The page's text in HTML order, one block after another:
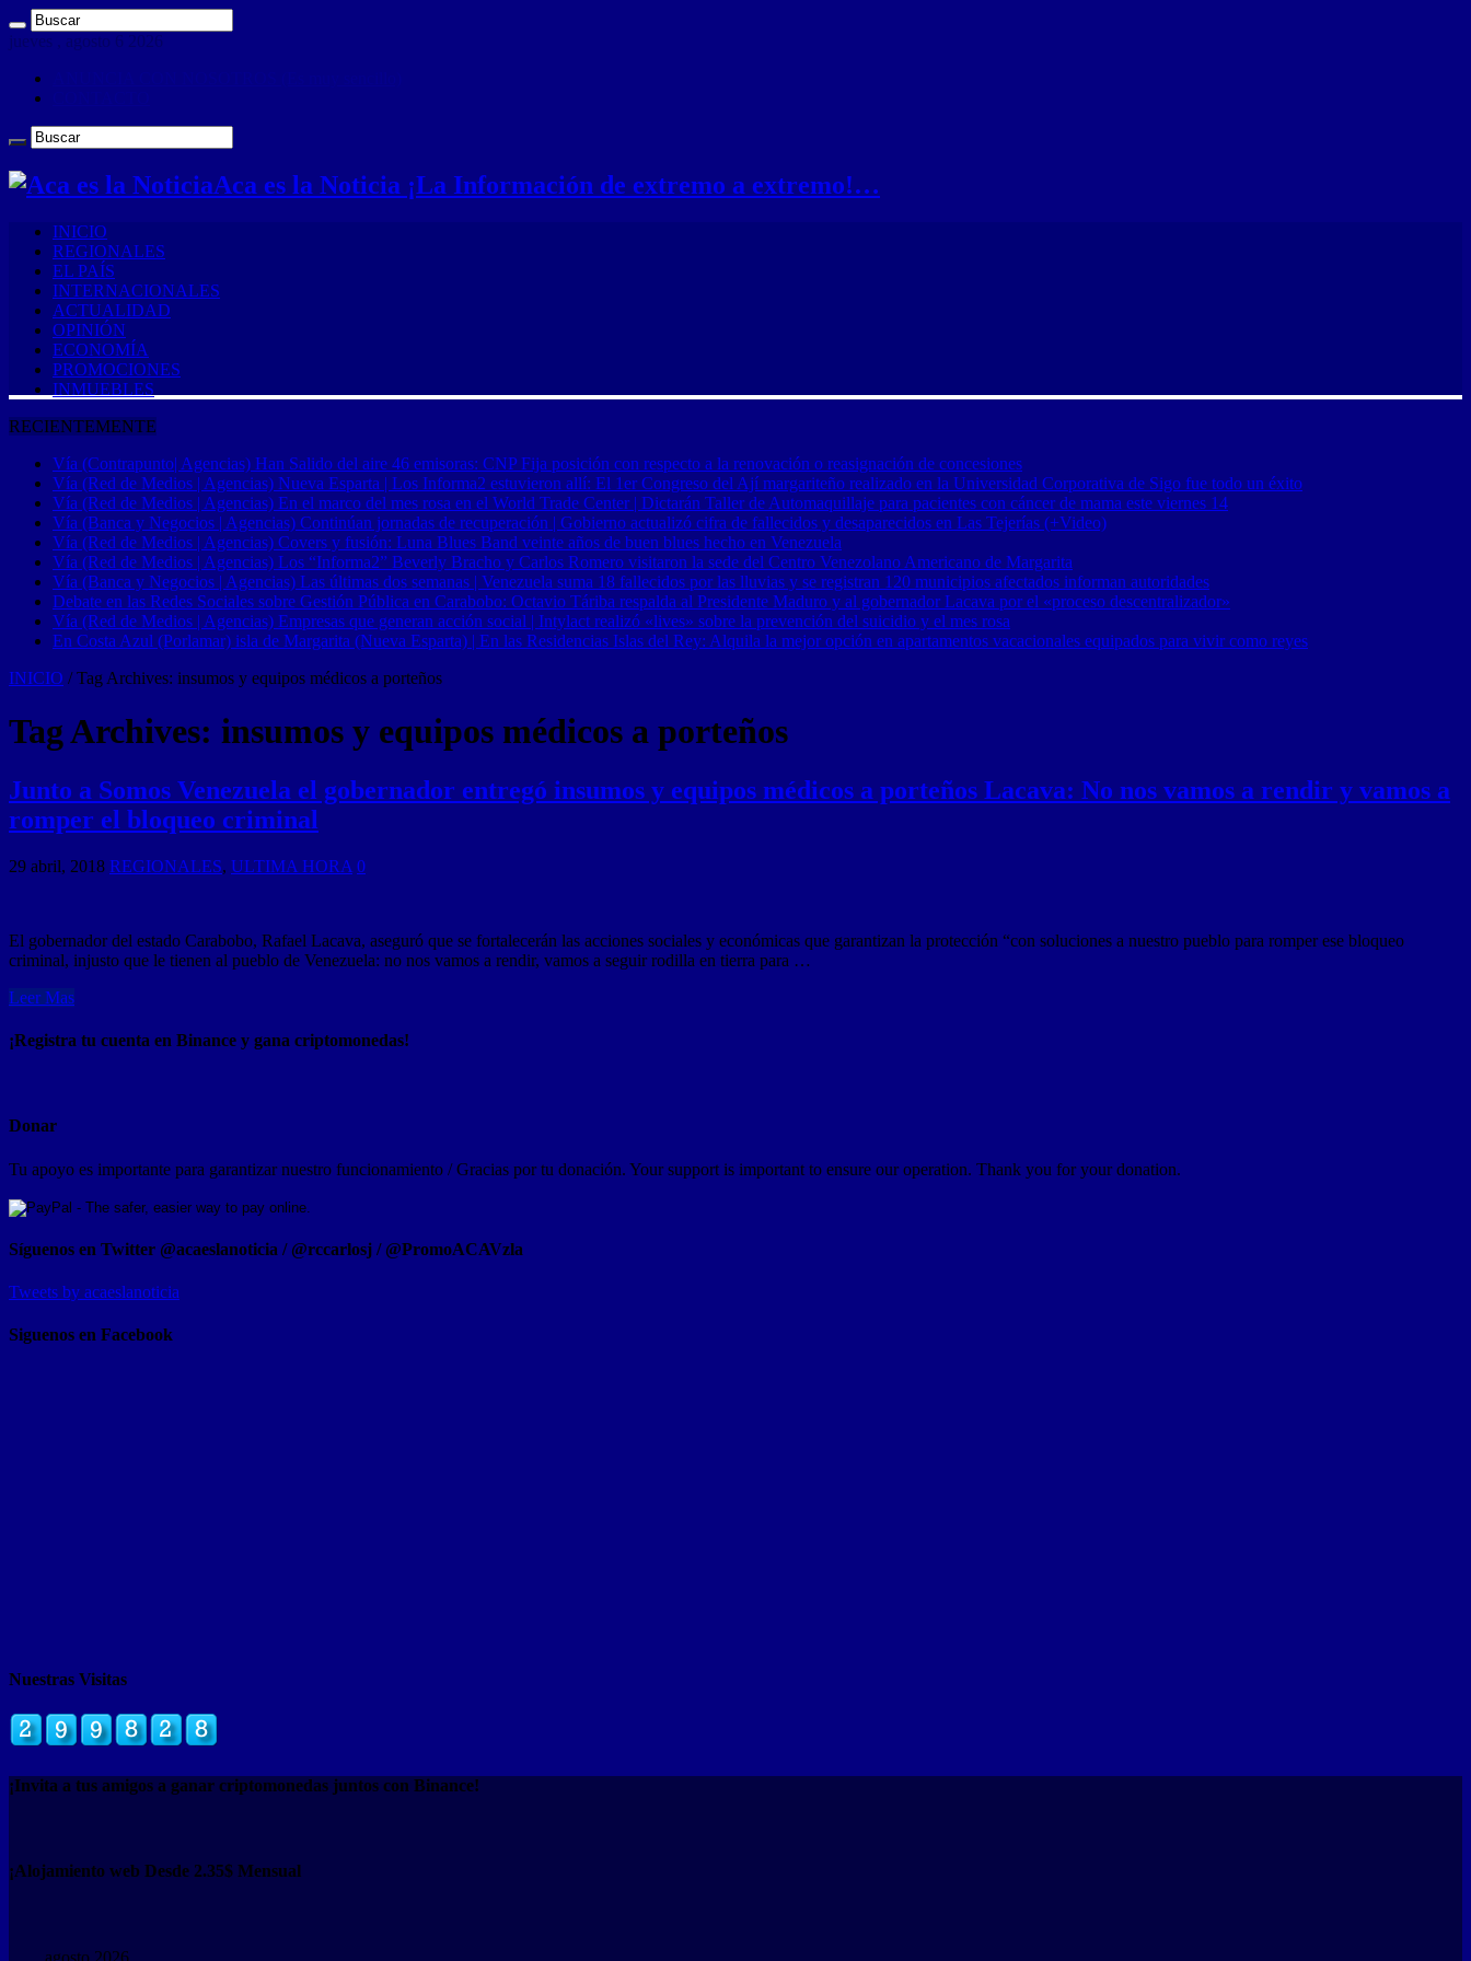
jueves , agosto 6 2026
Aca es la Noticia ¡La Información de extremo a extremo!…
INICIO
REGIONALES
EL PAÍS
INTERNACIONALES
ACTUALIDAD
OPINIÓN
ECONOMÍA
PROMOCIONES
INMUEBLES
RECIENTEMENTE
Vía (Contrapunto| Agencias) Han Salido del aire 46 emisoras: CNP Fija posición con respecto a la renovación o reasignación de concesiones
Vía (Red de Medios | Agencias) Nueva Esparta | Los Informa2 estuvieron allí: El 1er Congreso del Ají margariteño realizado en la Universidad Corporativa de Sigo fue todo un éxito
Vía (Red de Medios | Agencias) En el marco del mes rosa en el World Trade Center | Dictarán Taller de Automaquillaje para pacientes con cáncer de mama este viernes 14
Vía (Banca y Negocios | Agencias) Continúan jornadas de recuperación | Gobierno actualizó cifra de fallecidos y desaparecidos en Las Tejerías (+Video)
Vía (Red de Medios | Agencias) Covers y fusión: Luna Blues Band veinte años de buen blues hecho en Venezuela
Vía (Red de Medios | Agencias) Los “Informa2” Beverly Bracho y Carlos Romero visitaron la sede del Centro Venezolano Americano de Margarita
Vía (Banca y Negocios | Agencias) Las últimas dos semanas | Venezuela suma 18 fallecidos por las lluvias y se registran 120 municipios afectados informan autoridades
Debate en las Redes Sociales sobre Gestión Pública en Carabobo: Octavio Táriba respalda al Presidente Maduro y al gobernador Lacava por el «proceso descentralizador»
Vía (Red de Medios | Agencias) Empresas que generan acción social | Intylact realizó «lives» sobre la prevención del suicidio y el mes rosa
En Costa Azul (Porlamar) isla de Margarita (Nueva Esparta) | En las Residencias Islas del Rey: Alquila la mejor opción en apartamentos vacacionales equipados para vivir como reyes
INICIO / Tag Archives: insumos y equipos médicos a porteños
Tag Archives: insumos y equipos médicos a porteños
Junto a Somos Venezuela el gobernador entregó insumos y equipos médicos a porteños Lacava: No nos vamos a rendir y vamos a
romper el bloqueo criminal
29 abril, 2018 REGIONALES, ULTIMA HORA 0
El gobernador del estado Carabobo, Rafael Lacava, aseguró que se fortalecerán las acciones sociales y económicas que garantizan la protección “con soluciones a nuestro pueblo para romper ese bloqueo
criminal, injusto que le tienen al pueblo de Venezuela: no nos vamos a rendir, vamos a seguir rodilla en tierra para …
Leer Mas
¡Registra tu cuenta en Binance y gana criptomonedas!
Donar
Tu apoyo es importante para garantizar nuestro funcionamiento / Gracias por tu donación. Your support is important to ensure our operation. Thank you for your donation.
Síguenos en Twitter @acaeslanoticia / @rccarlosj / @PromoACAVzla
Tweets by acaeslanoticia
Siguenos en Facebook
Nuestras Visitas
¡Invita a tus amigos a ganar criptomonedas juntos con Binance!
¡Alojamiento web Desde 2.35$ Mensual
agosto 2026